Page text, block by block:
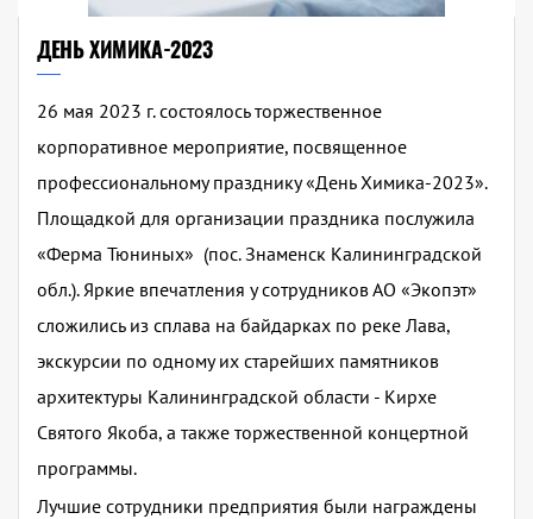
ДЕНЬ ХИМИКА-2023
26 мая 2023 г. состоялось торжественное
корпоративное мероприятие, посвященное
профессиональному празднику «День Химика-2023».
Площадкой для организации праздника послужила
«Ферма Тюниных» (пос. Знаменск Калининградской
обл.). Яркие впечатления у сотрудников АО «Экопэт»
сложились из сплава на байдарках по реке Лава,
экскурсии по одному их старейших памятников
архитектуры Калининградской области - Кирхе
Святого Якоба, а также торжественной концертной
программы.
Лучшие сотрудники предприятия были награждены